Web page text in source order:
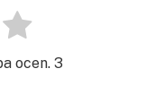
ocen. 3